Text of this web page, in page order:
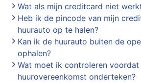
Wat als mijn creditcard niet
Heb ik de pincode van mijn
huurauto op te halen?
Kan ik de huurauto buiten de
ophalen?
Wat moet ik controleren
huurovereenkomst onderteken?